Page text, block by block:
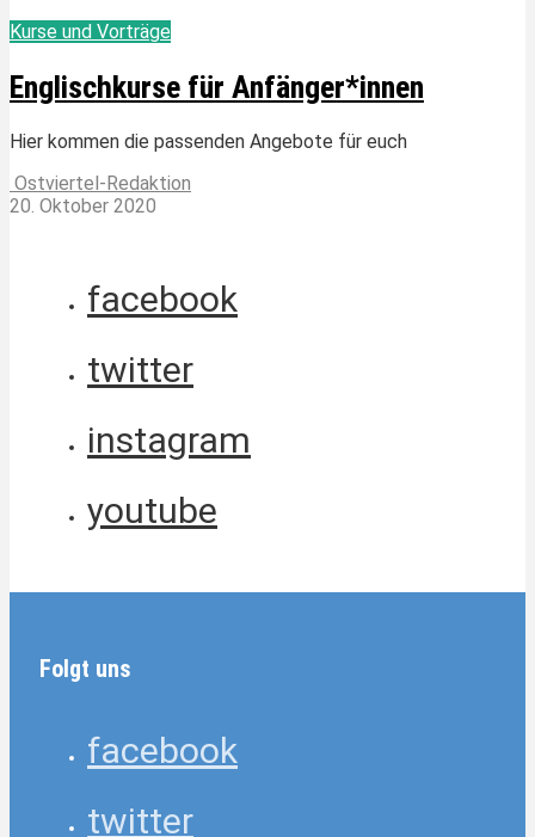
Kurse und Vorträge
Englischkurse für Anfänger*innen
Hier kommen die passenden Angebote für euch
Ostviertel-Redaktion
20. Oktober 2020
facebook
twitter
instagram
youtube
Folgt uns
facebook
twitter